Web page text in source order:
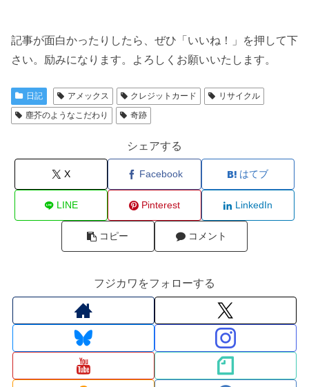
記事が面白かったりしたら、ぜひ「いいね！」を押して下
さい。励みになります。よろしくお願いいたします。
日記 アメックス クレジットカード
リサイクル
塵芥のようなこだわり
奇跡
シェアする
X Facebook はてブ
LINE Pinterest LinkedIn
コピー コメント
フジカワをフォローする